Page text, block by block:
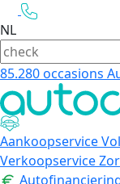
NL
85.280occasions
Aankoopservice
Verkoopservice